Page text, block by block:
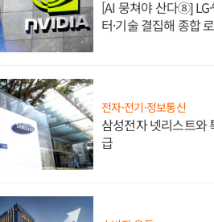
[AI 뭉쳐야 산다⑧]
터·기술 결집해 종합
전자·전기·정보통신
삼성전자 넷리스트와
급